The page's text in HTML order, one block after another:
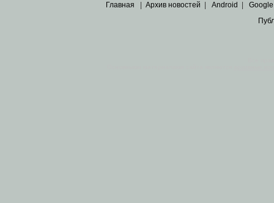
Главная Архив новостей Android Google